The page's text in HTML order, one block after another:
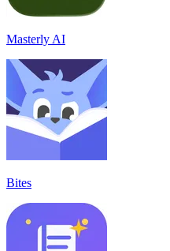
Masterly AI
Bites